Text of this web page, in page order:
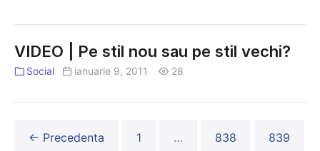
poalele
din
Piaţa
Ungheni
VIDEO | Pe stil nou sau pe stil vechi?
Social ianuarie 9, 2011 28
← Precedenta 1 … 838 839